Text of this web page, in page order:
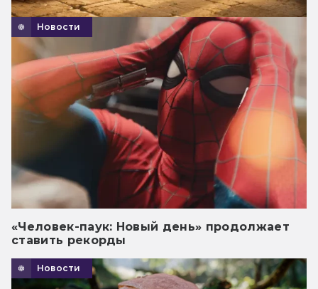
Новости
«Человек-паук: Новый день» продолжает
ставить рекорды
Новости